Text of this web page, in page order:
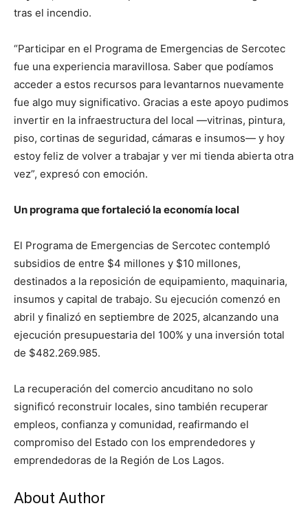
tras el incendio.
“Participar en el Programa de Emergencias de Sercotec
fue una experiencia maravillosa. Saber que podíamos
acceder a estos recursos para levantarnos nuevamente
fue algo muy significativo. Gracias a este apoyo pudimos
invertir en la infraestructura del local —vitrinas, pintura,
piso, cortinas de seguridad, cámaras e insumos— y hoy
estoy feliz de volver a trabajar y ver mi tienda abierta otra
vez”, expresó con emoción.
Un programa que fortaleció la economía local
El Programa de Emergencias de Sercotec contempló
subsidios de entre $4 millones y $10 millones,
destinados a la reposición de equipamiento, maquinaria,
insumos y capital de trabajo. Su ejecución comenzó en
abril y finalizó en septiembre de 2025, alcanzando una
ejecución presupuestaria del 100% y una inversión total
de $482.269.985.
La recuperación del comercio ancuditano no solo
significó reconstruir locales, sino también recuperar
empleos, confianza y comunidad, reafirmando el
compromiso del Estado con los emprendedores y
emprendedoras de la Región de Los Lagos.
About Author